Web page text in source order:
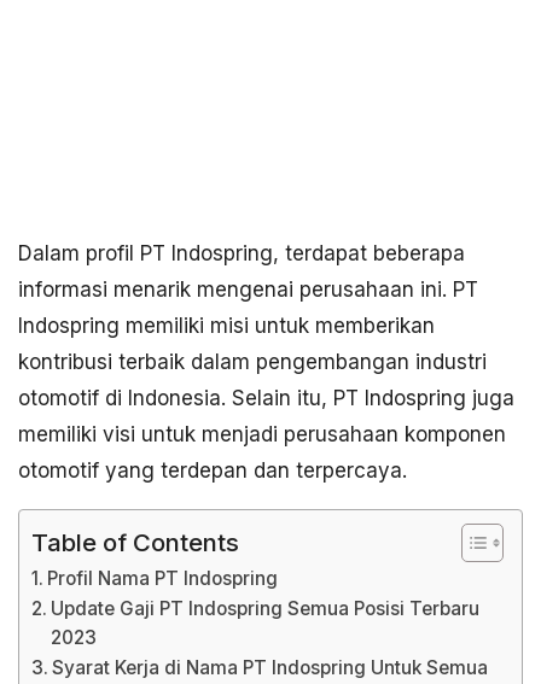
Dalam profil PT Indospring, terdapat beberapa
informasi menarik mengenai perusahaan ini. PT
Indospring memiliki misi untuk memberikan
kontribusi terbaik dalam pengembangan industri
otomotif di Indonesia. Selain itu, PT Indospring juga
memiliki visi untuk menjadi perusahaan komponen
otomotif yang terdepan dan terpercaya.
Table of Contents
Profil Nama PT Indospring
Update Gaji PT Indospring Semua Posisi Terbaru
2023
Syarat Kerja di Nama PT Indospring Untuk Semua